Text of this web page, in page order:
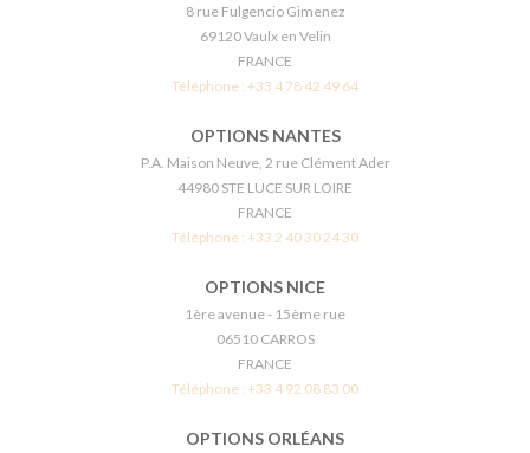
8 rue Fulgencio Gimenez
69120 Vaulx en Velin
FRANCE
Téléphone : +33 4 78 42 49 64
OPTIONS NANTES
P.A. Maison Neuve, 2 rue Clément Ader
44980 STE LUCE SUR LOIRE
FRANCE
Téléphone : +33 2 40 30 24 30
OPTIONS NICE
1ère avenue - 15ème rue
06510 CARROS
FRANCE
Téléphone : +33 4 92 08 83 00
OPTIONS ORLÉANS